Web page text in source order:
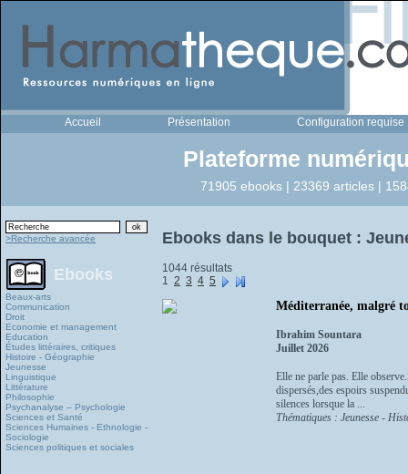
Accueil Présentation Configuration requise
Plateforme
71905 ebooks | 23369 articles |
>Recherche avancée
Ebooks
Beaux-arts
Communication
Droit
Economie et management
Education
Études littéraires, critiques
Histoire - Géographie
Jeunesse
Linguistique
Littérature
Philosophie
Psychanalyse – Psychologie
Sciences et Santé
Sciences Humaines - Ethnologie -
Sociologie
Sciences politiques et sociales
Ebooks dans le bouquet :
1044 résultats
1 2 3 4 5
Méditerranée, malgré
Ibrahim Sountara
Juillet 2026
Elle ne parle pas. Elle
dispersés,des espoirs
silences lorsque la ...
Thématiques : Jeunesse -